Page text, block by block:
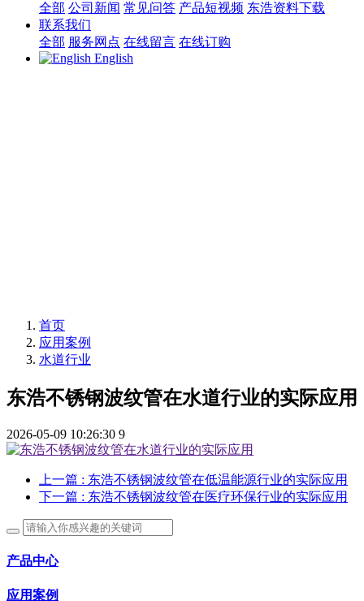
全部 公司新闻 常见问答 产品短视频 东浩资料下载
联系我们
全部 服务网点 在线留言 在线订购
English
首页
应用案例
水道行业
东浩不锈钢波纹管在水道行业的实际应用
2026-05-09 10:26:30 9
上一篇 : 东浩不锈钢波纹管在低温能源行业的实际应用
下一篇 : 东浩不锈钢波纹管在医疗环保行业的实际应用
产品中心
应用案例